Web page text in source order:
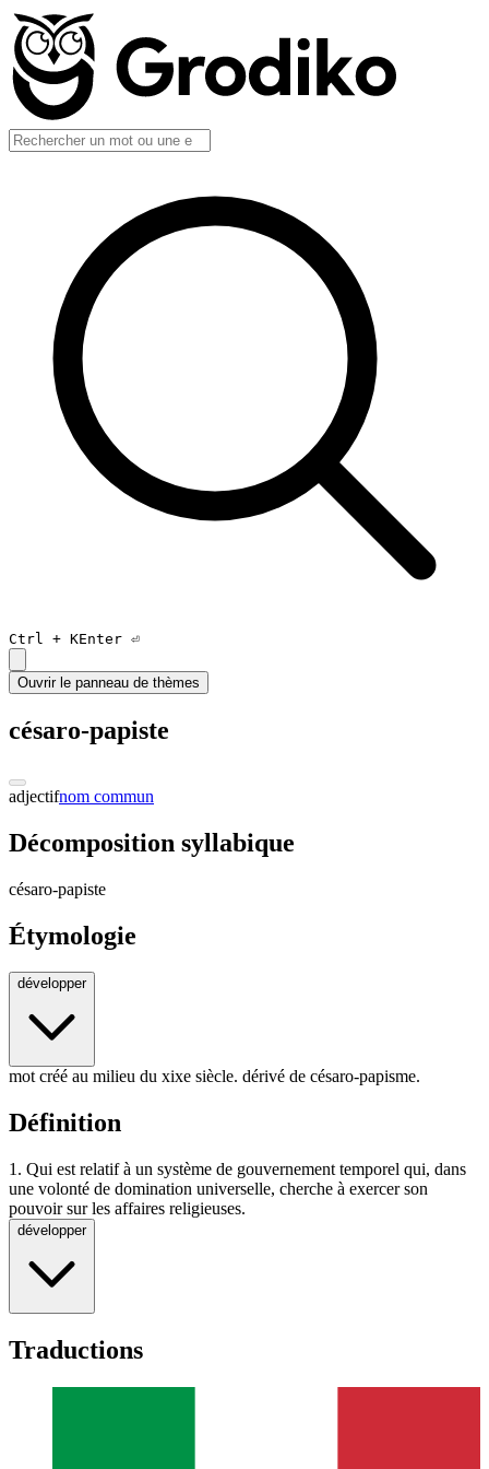
Ctrl + KEnter ⏎
Ouvrir le panneau de thèmes
césaro-papiste
adjectifnom commun
Décomposition syllabique
césaro-papiste
Étymologie
développer
mot créé au milieu du xixe siècle. dérivé de césaro-papisme.
Définition
1. Qui est relatif à un système de gouvernement temporel qui, dans
une volonté de domination universelle, cherche à exercer son
pouvoir sur les affaires religieuses.
développer
Traductions